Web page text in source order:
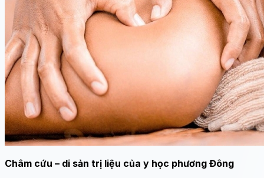
Châm cứu – di sản trị liệu của y học phương Đông